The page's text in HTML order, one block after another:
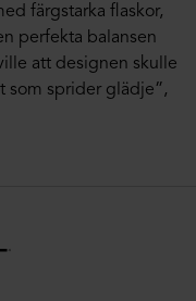
färgstarka flaskor,
perfekta balansen
att designen skulle
som sprider glädje”,